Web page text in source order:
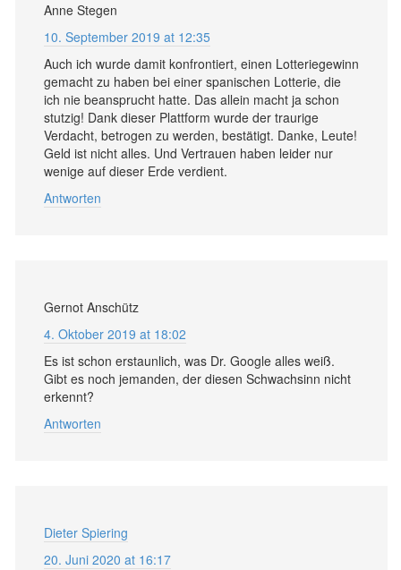
Anne Stegen
10. September 2019 at 12:35
Auch ich wurde damit konfrontiert, einen Lotteriegewinn
gemacht zu haben bei einer spanischen Lotterie, die
ich nie beansprucht hatte. Das allein macht ja schon
stutzig! Dank dieser Plattform wurde der traurige
Verdacht, betrogen zu werden, bestätigt. Danke, Leute!
Geld ist nicht alles. Und Vertrauen haben leider nur
wenige auf dieser Erde verdient.
Antworten
Gernot Anschütz
4. Oktober 2019 at 18:02
Es ist schon erstaunlich, was Dr. Google alles weiß.
Gibt es noch jemanden, der diesen Schwachsinn nicht
erkennt?
Antworten
Dieter Spiering
20. Juni 2020 at 16:17